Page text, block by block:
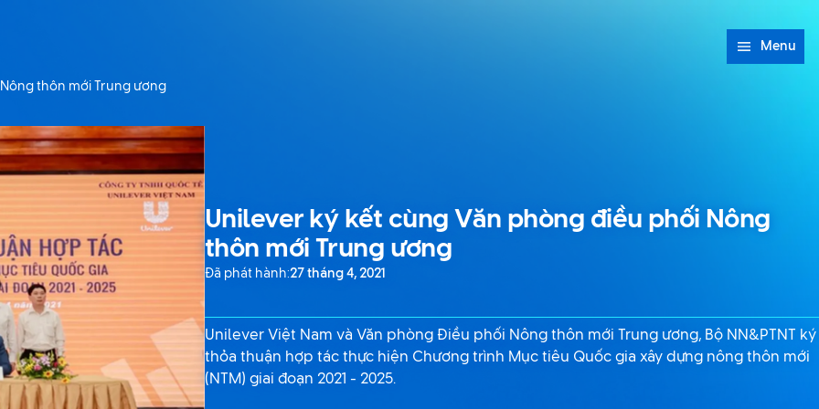
Menu
thôn mới Trung ương
Unilever ký kết cùng Văn phòng điều phối Nông
thôn mới Trung ương
Đã phát hành:27 tháng 4, 2021
Unilever Việt Nam và Văn phòng Điều phối Nông thôn mới Trung ương, Bộ NN&PTNT ký
thỏa thuận hợp tác thực hiện Chương trình Mục tiêu Quốc gia xây dựng nông thôn mới
(NTM) giai đoạn 2021 - 2025.